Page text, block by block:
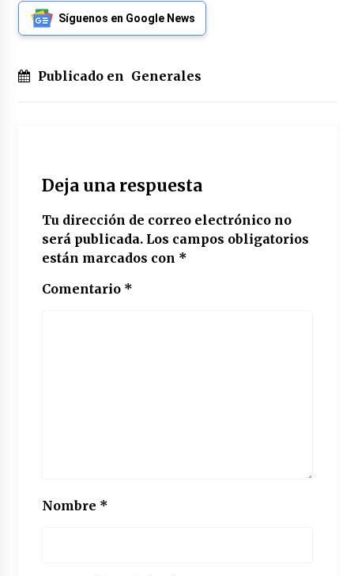
Síguenos en Google News
Publicado en Generales
Deja una respuesta
Tu dirección de correo electrónico no
será publicada. Los campos obligatorios
están marcados con *
Comentario *
Nombre *